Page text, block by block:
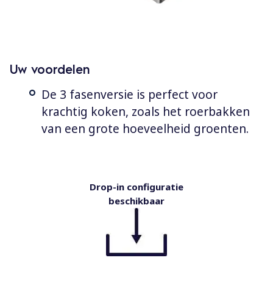
Uw voordelen
De 3 fasenversie is perfect voor
krachtig koken, zoals het roerbakken
van een grote hoeveelheid groenten.
Drop-in configuratie
beschikbaar